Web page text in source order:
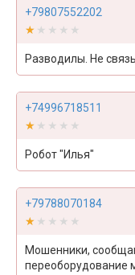
+79807552202
★★★★★
★★★★★
Разводилы. Не
+74996718511
★★★★★
★★★★★
Робот "Илья"
+79788070184
★★★★★
★★★★★
Мошенники,
переоборудование